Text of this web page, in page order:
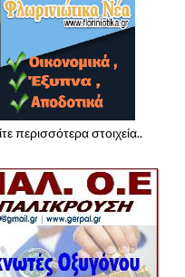
περισσότερα στοιχεία..